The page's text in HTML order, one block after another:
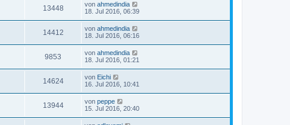
13448 von ahmedindia
18. Jul 2016, 06:39
14412 von ahmedindia
18. Jul 2016, 06:16
9853 von ahmedindia
18. Jul 2016, 01:21
14624 von Eichi
16. Jul 2016, 10:41
13944 von peppe
15. Jul 2016, 20:40